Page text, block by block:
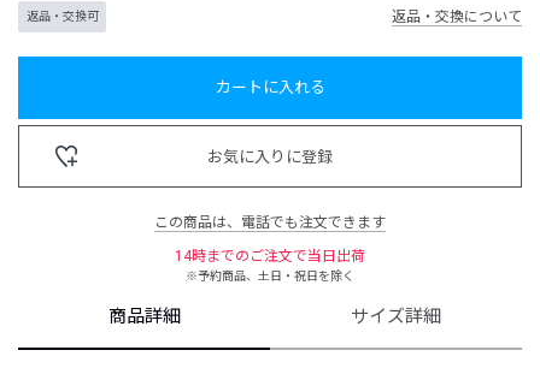
返品・交換可 返品・交換について
カートに入れる
お気に入りに登録
この商品は、電話でも注文できます
14時までのご注文で当日出荷
※予約商品、土日・祝日を除く
商品詳細 サイズ詳細